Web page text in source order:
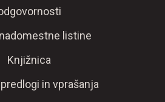
listine
Knjižnica
in vprašanja